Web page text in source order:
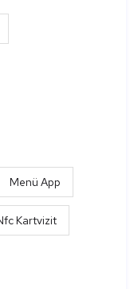
Menü App
Kartvizit